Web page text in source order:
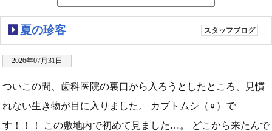
夏の珍客 スタッフブログ
2026年07月31日
ついこの間、歯科医院の裏口から入ろうとしたところ、見慣
れない生き物が目に入りました。 カブトムシ（♀）で
す！！！ この敷地内で初めて見ました…。 どこから来たんで